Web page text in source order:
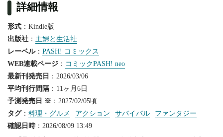
詳細情報
形式 ：Kindle版
出版社 ： 主婦と生活社
レーベル： PASH! コミックス
WEB連載ページ ： コミックPASH! neo
最新刊発売日 ：2026/03/06
平均刊行間隔 ：11ヶ月6日
予測発売日 ※ ：2027/02/05頃
タグ： 料理・グルメ アクション サバイバル
ファンタジー
確認日時：2026/08/09 13:49